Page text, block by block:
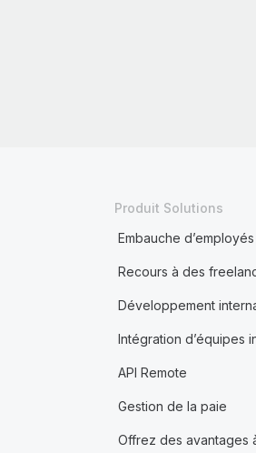
Produit Solutions
Embauche
Recours à des
Développement
Intégration d’équipes
API Remote
Gestion de la paie
Offrez des avantages